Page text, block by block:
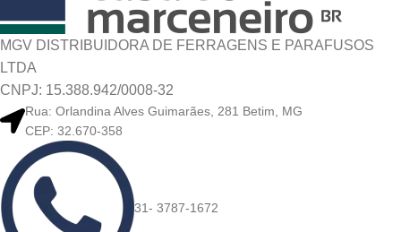
MGV DISTRIBUIDORA DE FERRAGENS E PARAFUSOS
LTDA
CNPJ: 15.388.942/0008-32
Rua: Orlandina Alves Guimarães, 281 Betim, MG
CEP: 32.670-358
31- 3787-1672